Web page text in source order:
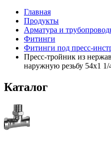
Главная
Продукты
Арматура и
Фитинги
Фитинги под пресс-
Пресс-тройник из
наружную резьбу 54x1
Каталог